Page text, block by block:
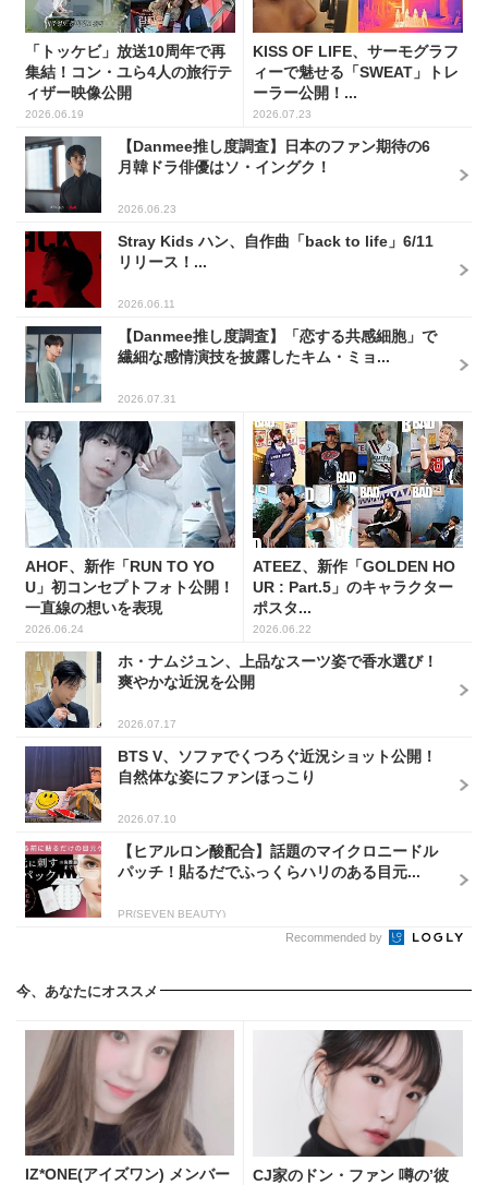
「トッケビ」放送10周年で再
集結！コン・ユら4人の旅行テ
ィザー映像公開
2026.06.19
KISS OF LIFE、サーモグラフ
ィーで魅せる「SWEAT」トレ
ーラー公開！...
2026.07.23
【Danmee推し度調査】日本のファン期待の6
月韓ドラ俳優はソ・イングク！
2026.06.23
Stray Kids ハン、自作曲「back to life」6/11
リリース！...
2026.06.11
【Danmee推し度調査】「恋する共感細胞」で
繊細な感情演技を披露したキム・ミョ...
2026.07.31
AHOF、新作「RUN TO YO
U」初コンセプトフォト公開！
一直線の想いを表現
2026.06.24
ATEEZ、新作「GOLDEN HO
UR : Part.5」のキャラクター
ポスタ...
2026.06.22
ホ・ナムジュン、上品なスーツ姿で香水選び！
爽やかな近況を公開
2026.07.17
BTS V、ソファでくつろぐ近況ショット公開！
自然体な姿にファンほっこり
2026.07.10
【ヒアルロン酸配合】話題のマイクロニードル
パッチ！貼るだでふっくらハリのある目元...
PR(SEVEN BEAUTY)
Recommended by
今、あなたにオススメ
IZ*ONE(アイズワン) メンバー
CJ家のドン・ファン 噂の’彼